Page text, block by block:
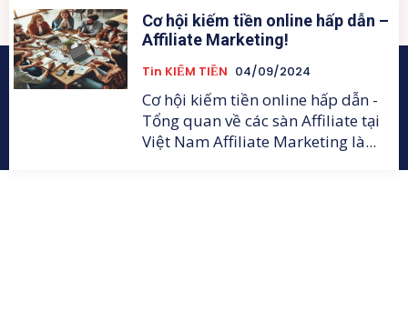
Cơ hội kiếm tiền online hấp dẫn –
Affiliate Marketing!
Tin KIẾM TIỀN 04/09/2024
Cơ hội kiếm tiền online hấp dẫn -
Tổng quan về các sàn Affiliate tại
Việt Nam Affiliate Marketing là...